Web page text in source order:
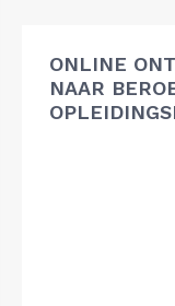
ONLINE
NAAR